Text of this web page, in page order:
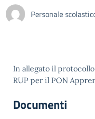
Personale
In allegato il
RUP per il PON
Documenti